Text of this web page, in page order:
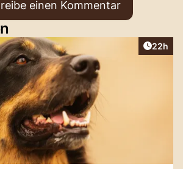
einen Kommentar
Artikel
22h